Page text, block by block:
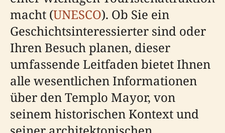
macht (UNESCO). Ob Sie ein
Geschichtsinteressierter sind oder
Ihren Besuch planen, dieser
umfassende Leitfaden bietet Ihnen
alle wesentlichen Informationen
über den Templo Mayor, von
seinem historischen Kontext und